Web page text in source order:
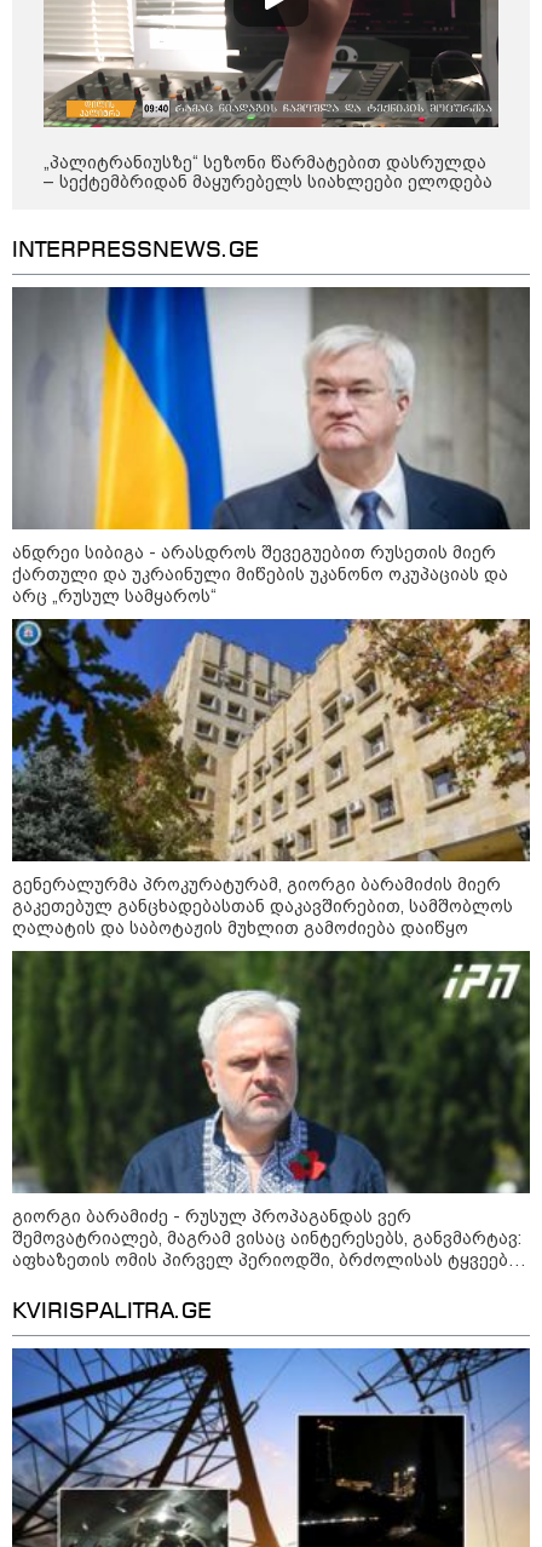
09:25 / 07-08-2026
"დასრულდა 9-თვიანი კოშმარი
570 ოჯახისთვის" - "სფერო
ჰოლდინგის" თანამშრომლებს
განაჩენი გამოუტანეს: რა
სასჯელი ელოდებათ სოფიკო
პეტრიაშვილსა და გივი
კატეგორიის ყველა სიახლე
რა ვალდებულებები აქვს
დამსაქმებელს, თუ სამუშაოები
მაღალი ტემპერატურის
პირობებში ხორციელდება
„დიდი რაოდენობით ბაღები
ნადგურდება, მთავარი გამოწვევა
უკეთესია, 50 000 ტონამდე თხილს
ველოდებით“ - ასოციაცია
„ფასები 2-3 წელში გაორმაგდება“
- ლოკაციები თბილისის
შემოგარენში, სადაც შესაძლოა,
მიწები გაძვირდეს
მსოფლიო
09:52 / 07-08-2026
"რაკეტები ჩვენც გვჭირდება" - დონალდ
ტრამპი უკრაინისთვის Patriot-ის
რაკეტების გაგზავნაზე
09:05 / 07-08-2026
„პალიტრანიუსზე“ სეზონი წარმატებით დასრულდა
– სექტემბრიდან მაყურებელს სიახლეები ელოდება
INTERPRESSNEWS.GE
ანდრეი სიბიგა - არასდროს შევეგუებით რუსეთის მიერ
ქართული და უკრაინული მიწების უკანონო ოკუპაციას და
არც „რუსულ სამყაროს“
გენერალურმა პროკურატურამ, გიორგი ბარამიძის მიერ
გაკეთებულ განცხადებასთან დაკავშირებით, სამშობლოს
ღალატის და საბოტაჟის მუხლით გამოძიება დაიწყო
გიორგი ბარამიძე - რუსულ პროპაგანდას ვერ
შემოვატრიალებ, მაგრამ ვისაც აინტერესებს, განვმარტავ:
აფხაზეთის ომის პირველ პერიოდში, ბრძოლისას ტყვეებს
გამწარებული იყვნენ, მოგვიანებით ეს ვითარება
KVIRISPALITRA.GE